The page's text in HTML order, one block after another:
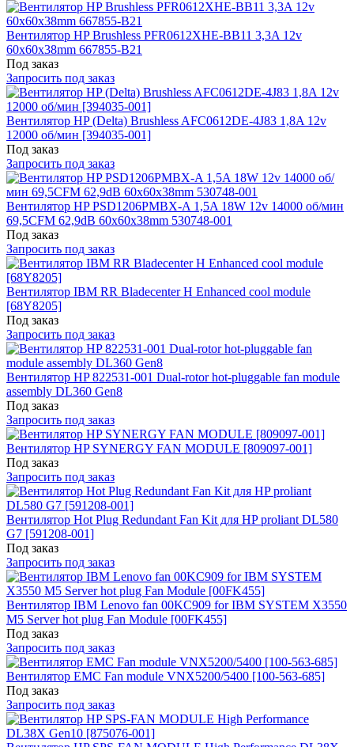
Вентилятор HP Brushless PFR0612XHE-BB11 3,3A 12v
60x60x38mm 667855-B21
Под заказ
Запросить под заказ
Вентилятор HP (Delta) Brushless AFC0612DE-4J83 1,8A 12v
12000 об/мин [394035-001]
Под заказ
Запросить под заказ
Вентилятор HP PSD1206PMBX-A 1,5A 18W 12v 14000 об/мин
69,5CFM 62,9dB 60x60x38mm 530748-001
Под заказ
Запросить под заказ
Вентилятор IBM RR Bladecenter H Enhanced cool module
[68Y8205]
Под заказ
Запросить под заказ
Вентилятор HP 822531-001 Dual-rotor hot-pluggable fan module
assembly DL360 Gen8
Под заказ
Запросить под заказ
Вентилятор HP SYNERGY FAN MODULE [809097-001]
Под заказ
Запросить под заказ
Вентилятор Hot Plug Redundant Fan Kit для HP proliant DL580
G7 [591208-001]
Под заказ
Запросить под заказ
Вентилятор IBM Lenovo fan 00KC909 for IBM SYSTEM X3550
M5 Server hot plug Fan Module [00FK455]
Под заказ
Запросить под заказ
Вентилятор EMC Fan module VNX5200/5400 [100-563-685]
Под заказ
Запросить под заказ